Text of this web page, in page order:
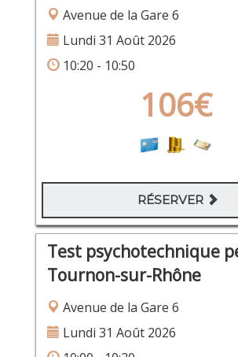
Avenue de la Gare 6
Lundi 31 Août 2026
10:20 - 10:50
106€
RÉSERVER
Test psychotechnique
Tournon-sur-Rhône
Avenue de la Gare 6
Lundi 31 Août 2026